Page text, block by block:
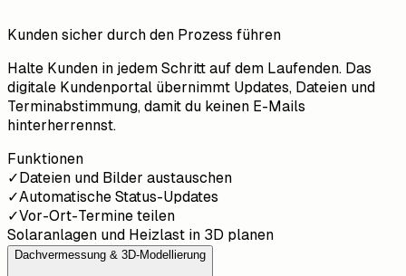
Kunden sicher durch den Prozess führen
Halte Kunden in jedem Schritt auf dem Laufenden. Das
digitale Kundenportal übernimmt Updates, Dateien und
Terminabstimmung, damit du keinen E-Mails
hinterherrennst.
Funktionen
✓Dateien und Bilder austauschen
✓Automatische Status-Updates
✓Vor-Ort-Termine teilen
Solaranlagen und Heizlast in 3D planen
Dachvermessung & 3D-Modellierung